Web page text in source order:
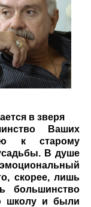
в зверя
Ваших
к старому
В душе
скорее, лишь
большинство
школу и были